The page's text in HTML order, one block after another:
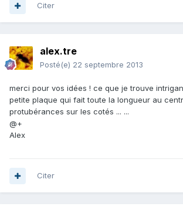
Citer
alex.tre
Posté(e) 22 septembre 2013
merci pour vos idées ! ce que je trouve
petite plaque qui fait toute la longueur au
protubérances sur les cotés ... ...
@+
Alex
Citer